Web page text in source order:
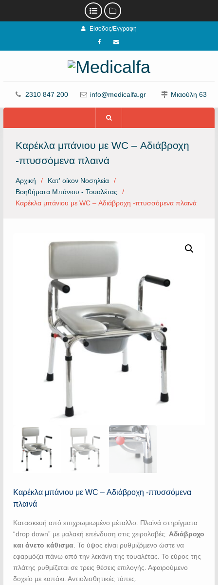
Είσοδος/Εγγραφή
Facebook
email
2310 847 200 info@medicalfa.gr Μιαούλη 63
Καρέκλα μπάνιου με WC – Αδιάβροχη
-πτυσσόμενα πλαινά
Αρχική
Κατ' οίκον Νοσηλεία
Βοηθήματα Μπάνιου - Τουαλέτας
Καρέκλα μπάνιου με WC – Αδιάβροχη -πτυσσόμενα πλαινά
Καρέκλα μπάνιου με WC – Αδιάβροχη -πτυσσόμενα
πλαινά
Κατασκευή από επιχρωµιωµένο µέταλλο. Πλαϊνά στηρίγµατα
“drop down” µε µαλακή επένδυση στις χειρολαβές. Αδιάβροχο
και άνετο κάθισµα. Το ύψος είναι ρυθµιζόµενο ώστε να
εφαρµόζει πάνω από την λεκάνη της τουαλέτας. Το εύρος της
πλάτης ρυθµίζεται σε τρεις θέσεις επιλογής. Αφαιρούµενο
δοχείο µε καπάκι. Αντιολισθητικές τάπες.